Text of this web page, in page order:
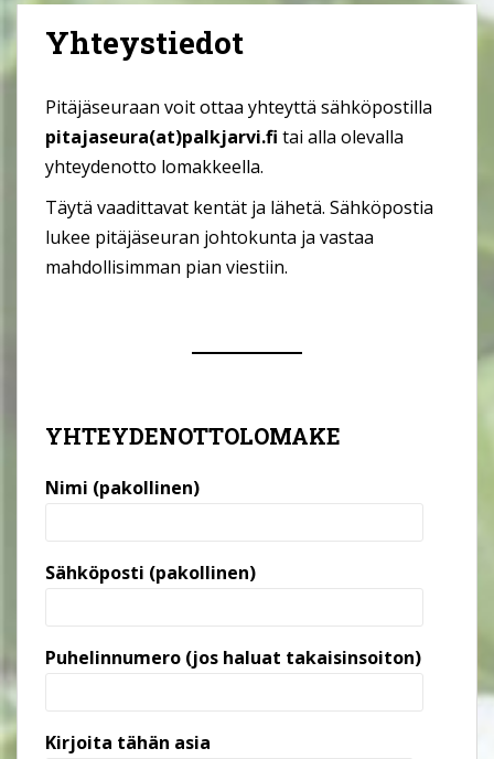
Yhteystiedot
Pitäjäseuraan voit ottaa yhteyttä sähköpostilla
pitajaseura(at)palkjarvi.fi tai alla olevalla
yhteydenotto lomakkeella.
Täytä vaadittavat kentät ja lähetä. Sähköpostia
lukee pitäjäseuran johtokunta ja vastaa
mahdollisimman pian viestiin.
YHTEYDENOTTOLOMAKE
Nimi (pakollinen)
Sähköposti (pakollinen)
Puhelinnumero (jos haluat takaisinsoiton)
Kirjoita tähän asia